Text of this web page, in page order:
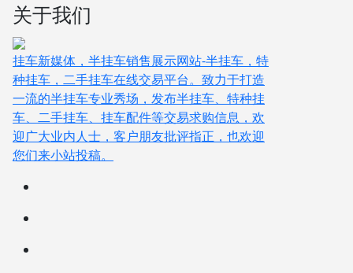
关于我们
挂车新媒体，半挂车销售展示网站-半挂车，特
种挂车，二手挂车在线交易平台。致力于打造
一流的半挂车专业秀场，发布半挂车、特种挂
车、二手挂车、挂车配件等交易求购信息，欢
迎广大业内人士，客户朋友批评指正，也欢迎
您们来小站投稿。